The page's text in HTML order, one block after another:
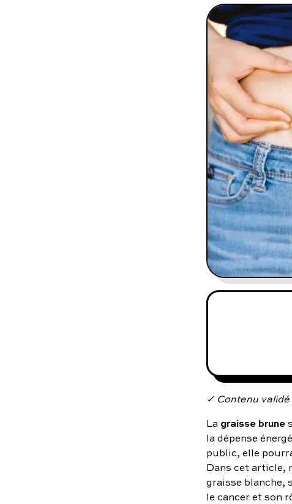
✓ Contenu
La graisse brune
la dépense
public, elle
Dans cet article,
graisse blanche,
le cancer et son